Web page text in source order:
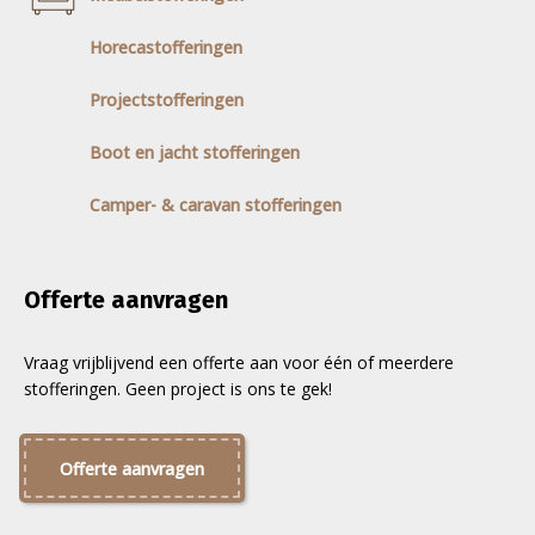
Horecastofferingen
Projectstofferingen
Boot en jacht stofferingen
Camper- & caravan stofferingen
Offerte aanvragen
Vraag vrijblijvend een offerte aan voor één of meerdere
stofferingen. Geen project is ons te gek!
Offerte aanvragen